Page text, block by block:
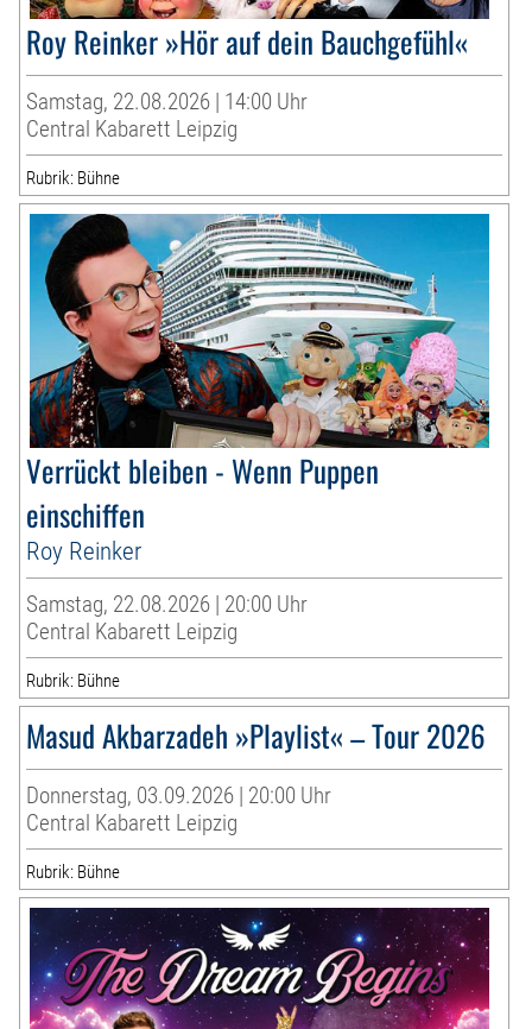
Roy Reinker »Hör auf dein Bauchgefühl«
Samstag, 22.08.2026 | 14:00 Uhr
Central Kabarett Leipzig
Rubrik: Bühne
Verrückt bleiben - Wenn Puppen
einschiffen
Roy Reinker
Samstag, 22.08.2026 | 20:00 Uhr
Central Kabarett Leipzig
Rubrik: Bühne
Masud Akbarzadeh »Playlist« – Tour 2026
Donnerstag, 03.09.2026 | 20:00 Uhr
Central Kabarett Leipzig
Rubrik: Bühne